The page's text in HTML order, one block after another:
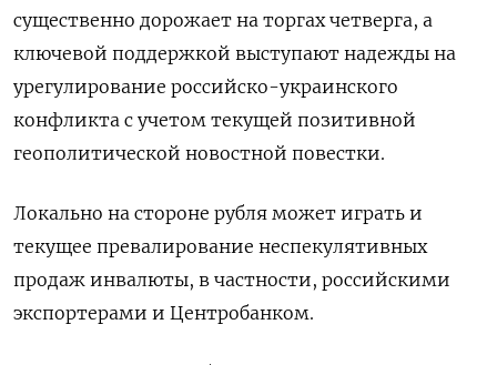
существенно дорожает на торгах четверга, а
ключевой поддержкой выступают надежды на
урегулирование российско-украинского
конфликта с учетом текущей позитивной
геополитической новостной повестки.
Локально на стороне рубля может играть и
текущее превалирование неспекулятивных
продаж инвалюты, в частности, российскими
⁠экспортерами и Центробанком.